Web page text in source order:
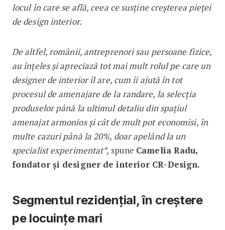
locul în care se află, ceea ce susține creșterea pieței
de design interior.
De altfel, românii, antreprenori sau persoane fizice,
au înțeles și apreciază tot mai mult rolul pe care un
designer de interior îl are, cum îi ajută în tot
procesul de amenajare de la randare, la selecția
produselor până la ultimul detaliu din spațiul
amenajat armonios și cât de mult pot economisi, în
multe cazuri până la 20%, doar apelând la un
specialist experimentat”, spune Camelia Radu,
fondator și designer de interior CR-Design.
Segmentul rezidențial, în creștere
pe locuințe mari